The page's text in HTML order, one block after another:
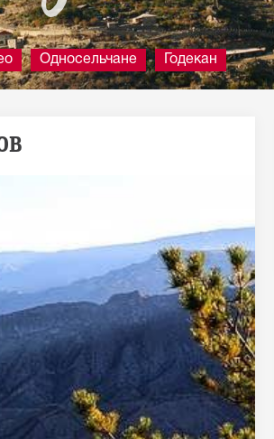
Односельчане Годекан